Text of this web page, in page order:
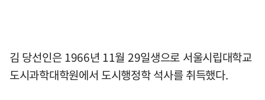
김 당선인은 1966년 11월 29일생으로 서울시립대학교
도시과학대학원에서 도시행정학 석사를 취득했다.